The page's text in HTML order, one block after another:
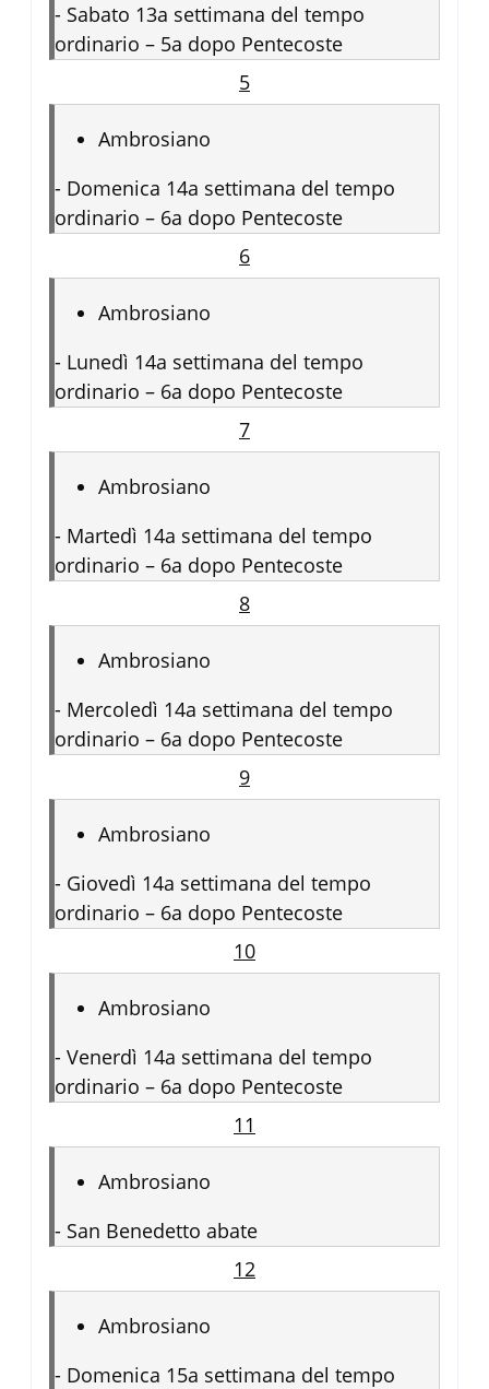
- Sabato 13a settimana del tempo
ordinario – 5a dopo Pentecoste
5
Ambrosiano
- Domenica 14a settimana del tempo
ordinario – 6a dopo Pentecoste
6
Ambrosiano
- Lunedì 14a settimana del tempo
ordinario – 6a dopo Pentecoste
7
Ambrosiano
- Martedì 14a settimana del tempo
ordinario – 6a dopo Pentecoste
8
Ambrosiano
- Mercoledì 14a settimana del tempo
ordinario – 6a dopo Pentecoste
9
Ambrosiano
- Giovedì 14a settimana del tempo
ordinario – 6a dopo Pentecoste
10
Ambrosiano
- Venerdì 14a settimana del tempo
ordinario – 6a dopo Pentecoste
11
Ambrosiano
- San Benedetto abate
12
Ambrosiano
- Domenica 15a settimana del tempo